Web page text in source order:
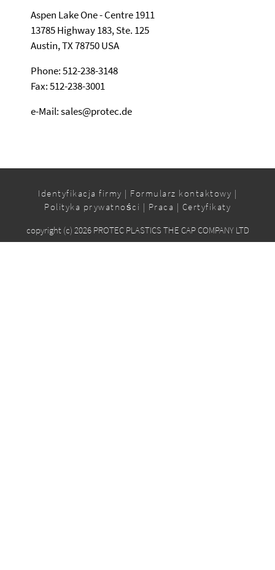
Aspen Lake One - Centre 1911
13785 Highway 183, Ste. 125
Austin, TX 78750 USA
Phone: 512-238-3148
Fax: 512-238-3001
e-Mail: sales@protec.de
Identyfikacja firmy | Formularz kontaktowy |
Polityka prywatności | Praca | Certyfikaty
copyright (c) 2026 PROTEC PLASTICS THE CAP COMPANY LTD